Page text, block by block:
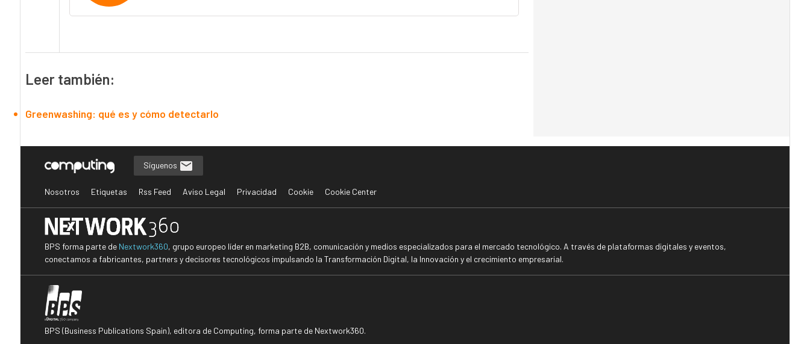
Leer también:
Greenwashing: qué es y cómo detectarlo
Síguenos
Nosotros Etiquetas Rss Feed Aviso Legal Privacidad Cookie Cookie Center
BPS forma parte de Nextwork360, grupo europeo líder en marketing B2B, comunicación y medios especializados para el mercado tecnológico. A través de plataformas digitales y eventos,
conectamos a fabricantes, partners y decisores tecnológicos impulsando la Transformación Digital, la Innovación y el crecimiento empresarial.
BPS (Business Publications Spain), editora de Computing, forma parte de Nextwork360.